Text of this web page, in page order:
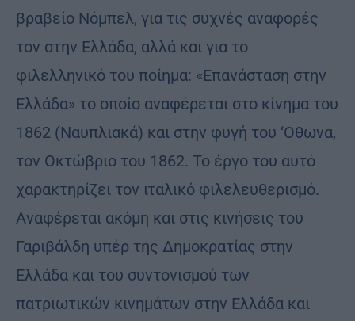
βραβείο Νόμπελ, για τις συχνές αναφορές
τον στην Ελλάδα, αλλά και για το
φιλελληνικό του ποίημα: «Επανάσταση στην
Ελλάδα» το οποίο αναφέρεται στο κίνημα του
1862 (Ναυπλιακά) και στην φυγή του ‘Οθωνα,
τον Οκτώβριο του 1862. Το έργο του αυτό
χαρακτηρίζει τον ιταλικό φιλελευθερισμό.
Αναφέρεται ακόμη και στις κινήσεις του
Γαριβάλδη υπέρ της Δημοκρατίας στην
Ελλάδα και του συντονισμού των
πατριωτικών κινημάτων στην Ελλάδα και